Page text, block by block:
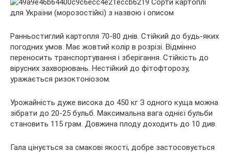
Ранньостиглий картопля 70-80 днів. Стійкий до будь-яких
погодних умов. Має жовтий колір в розрізі. Відмінно
переносить транспортування і зберігання. Стійкість до
вірусних захворювань. Нестійкий до фітофторозу,
уражається ризоктоніозом.
Урожайність дуже висока до 450 кг З одного куща можна
зібрати до 20-25 бульб. Максимальна вага однієї бульби
становить 115 грам. Довжина плоду доходить до 10 див.
Гала цінується за смакові якості, добре застосовується